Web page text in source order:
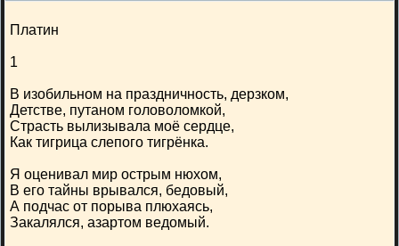
Платин
1
В изобильном на праздничность, дерзком,
Детстве, путаном головоломкой,
Страсть вылизывала моё сердце,
Как тигрица слепого тигрёнка.
Я оценивал мир острым нюхом,
В его тайны врывался, бедовый,
А подчас от порыва плюхаясь,
Закалялся, азартом ведомый.